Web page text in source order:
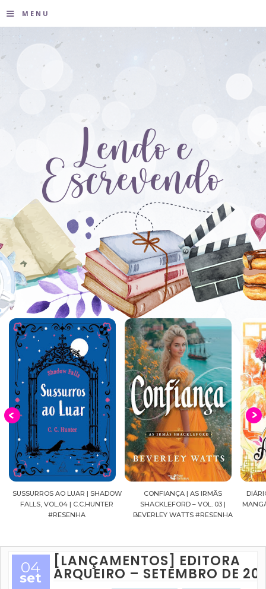
≡ MENU
SUSSURROS AO LUAR | SHADOW
FALLS, VOL.04 | C.C.HUNTER
#RESENHA
CONFIANÇA | AS IRMÃS
SHACKLEFORD – VOL. 03 |
BEVERLEY WATTS #RESENHA
MANGÁ,
04
set
[LANÇAMENTOS] EDITORA
ARQUEIRO – SETEMBRO DE